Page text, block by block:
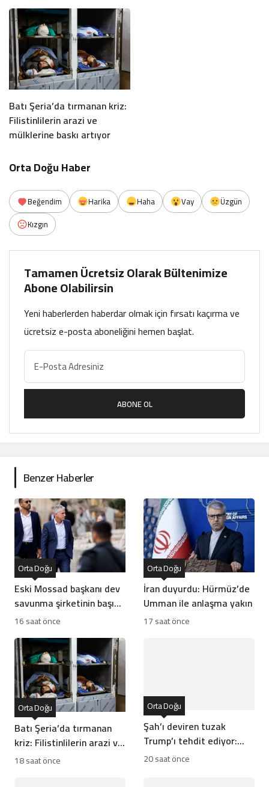
Batı Şeria’da tırmanan kriz:
Filistinlilerin arazi ve
mülklerine baskı artıyor
Orta Doğu Haber
Beğendim Harika Haha Vay
Üzgün
Kızgın
Tamamen Ücretsiz Olarak Bültenimize
Abone Olabilirsin
Yeni haberlerden haberdar olmak için fırsatı kaçırma ve
ücretsiz e-posta aboneliğini hemen başlat.
ABONE OL
Benzer Haberler
Eski Mossad başkanı dev
savunma şirketinin başına
geçti
Orta Doğu
16 saat önce
İran duyurdu: Hürmüz’de
Umman ile anlaşma yakın
Orta Doğu
17 saat önce
Batı Şeria’da tırmanan
kriz: Filistinlilerin arazi ve
mülklerine baskı artıyor
Orta Doğu
18 saat önce
Şah’ı deviren tuzak
Trump’ı tehdit ediyor:
Batı İran rejiminin
Orta Doğu
20 saat önce